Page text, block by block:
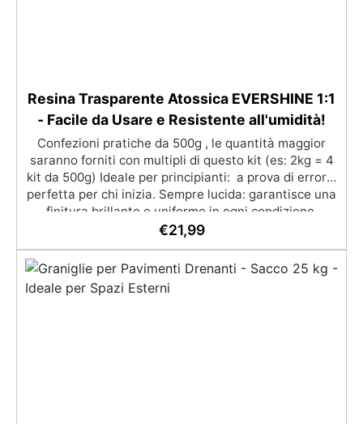
Resina Trasparente Atossica EVERSHINE 1:1
- Facile da Usare e Resistente all'umidità!
Confezioni pratiche da 500g , le quantità maggior
saranno forniti con multipli di questo kit (es: 2kg = 4
kit da 500g) Ideale per principianti: a prova di errore,
perfetta per chi inizia. Sempre lucida: garantisce una
finitura brillante e uniforme in ogni condizione.
Facilissima da usare: rapporto di miscelazione
uguali Versatile e creativa: adatta per colate,
rivestimenti e colorabile a piacere. Resistente :
lucentezza duratura e alta resistenza a graffi e
€21,99